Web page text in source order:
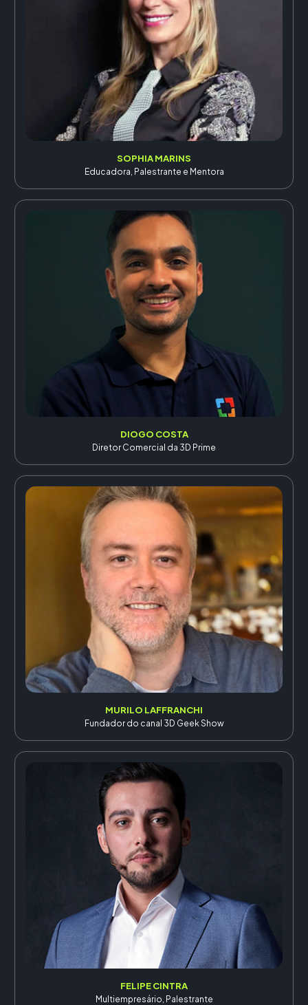
SOPHIA MARINS
Educadora, Palestrante e Mentora
DIOGO COSTA
Diretor Comercial da 3D Prime
MURILO LAFFRANCHI
Fundador do canal 3D Geek Show
FELIPE CINTRA
Multiempresário, Palestrante